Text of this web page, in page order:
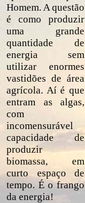
Homem. A questão
é como produzir
uma grande
quantidade de
energia sem
utilizar enormes
vastidões de área
agrícola. Aí é que
entram as algas,
com
incomensurável
capacidade de
produzir
biomassa, em
curto espaço de
tempo. É o frango
da energia!